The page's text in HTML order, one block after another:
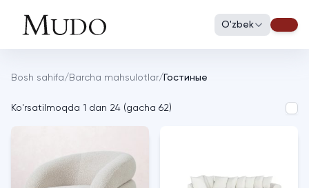
O'zbek
Bosh sahifa/ Barcha mahsulotlar/ Гостиные
Ko'rsatilmoqda 1 dan 24 (gacha 62)